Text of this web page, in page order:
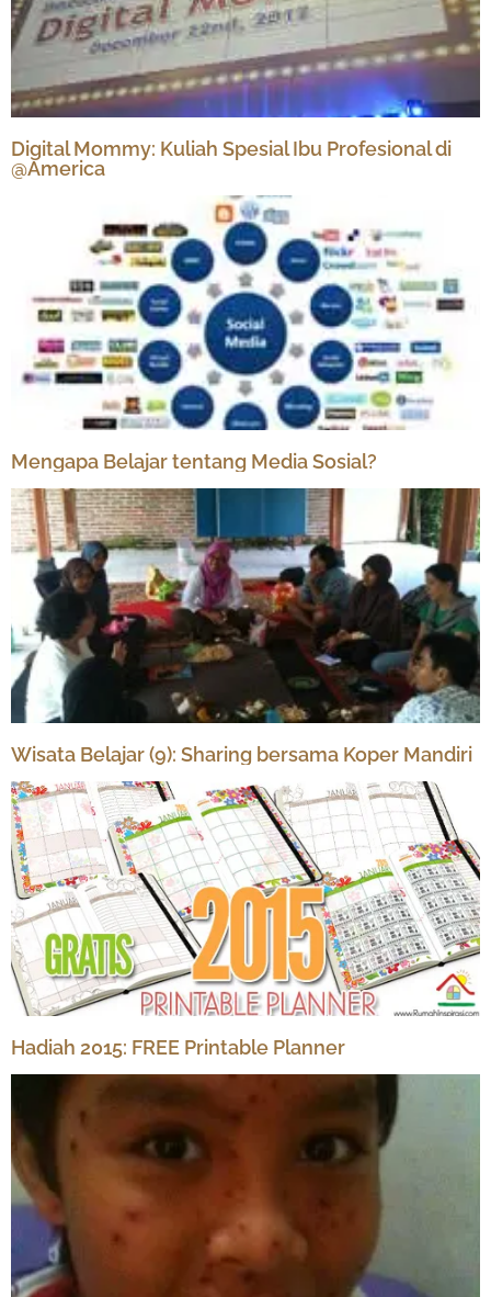
Digital Mommy: Kuliah Spesial Ibu Profesional di
@America
Mengapa Belajar tentang Media Sosial?
Wisata Belajar (9): Sharing bersama Koper Mandiri
Hadiah 2015: FREE Printable Planner